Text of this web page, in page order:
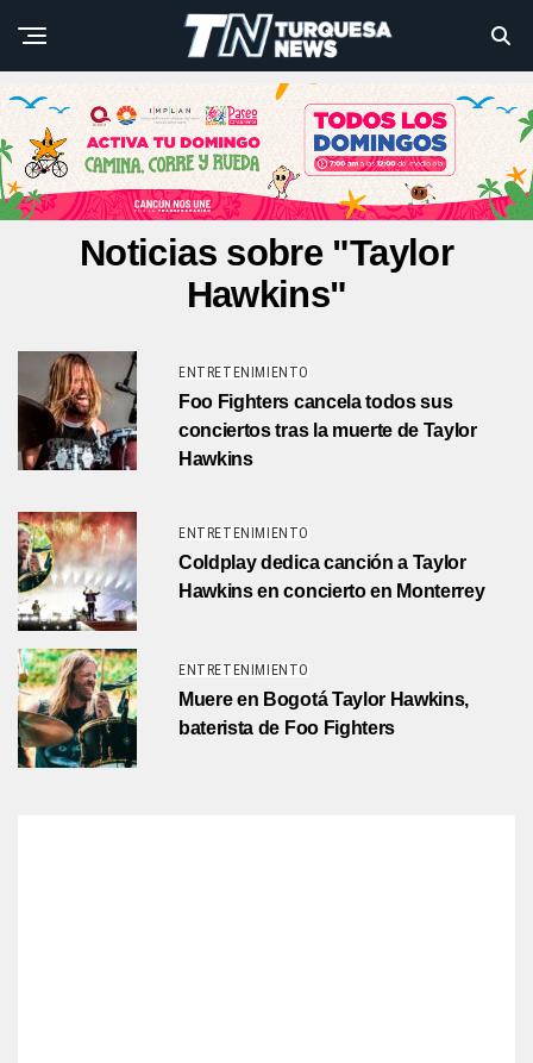
Noticias sobre "Taylor
Hawkins"
ENTRETENIMIENTO
Foo Fighters cancela todos sus
conciertos tras la muerte de Taylor
Hawkins
ENTRETENIMIENTO
Coldplay dedica canción a Taylor
Hawkins en concierto en Monterrey
ENTRETENIMIENTO
Muere en Bogotá Taylor Hawkins,
baterista de Foo Fighters